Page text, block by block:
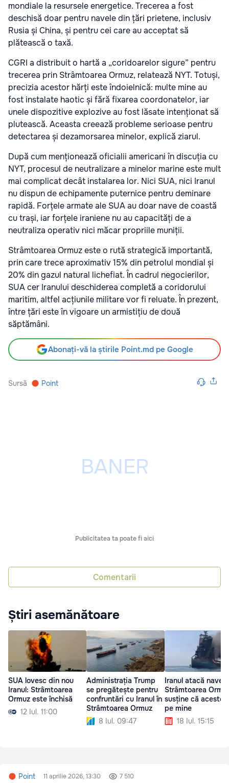
mondiale la resursele energetice. Trecerea a fost
deschisă doar pentru navele din țări prietene, inclusiv
Rusia și China, și pentru cei care au acceptat să
plătească o taxă.
CGRI a distribuit o hartă a „coridoarelor sigure” pentru
trecerea prin Strâmtoarea Ormuz, relatează NYT. Totuși,
precizia acestor hărți este îndoielnică: multe mine au
fost instalate haotic și fără fixarea coordonatelor, iar
unele dispozitive explozive au fost lăsate intenționat să
plutească. Aceasta creează probleme serioase pentru
detectarea și dezamorsarea minelor, explică ziarul.
După cum menționează oficialii americani în discuția cu
NYT, procesul de neutralizare a minelor marine este mult
mai complicat decât instalarea lor. Nici SUA, nici Iranul
nu dispun de echipamente puternice pentru deminare
rapidă. Forțele armate ale SUA au doar nave de coastă
cu trași, iar forțele iraniene nu au capacități de a
neutraliza operativ nici măcar propriile muniții.
Strâmtoarea Ormuz este o rută strategică importantă,
prin care trece aproximativ 15% din petrolul mondial și
20% din gazul natural lichefiat. În cadrul negocierilor,
SUA cer Iranului deschiderea completă a coridorului
maritim, altfel acțiunile militare vor fi reluate. În prezent,
între țări este în vigoare un armistițiu de două
săptămâni.
Abonați-vă la știrile Point.md pe Google
Sursă Point
Publicitatea ta poate fi aici
Comentarii
Știri asemănătoare
SUA lovesc din nou
Iranul: Strâmtoarea
Ormuz este închisă
12 Iul. 11:00
Administrația Trump
se pregătește pentru
confruntări cu Iranul în
Strâmtoarea Ormuz
8 Iul. 09:47
Iranul atacă nave
Strâmtoarea
susține că
pe mine
18 Iul. 15:15
Point 11 aprilie 2026, 13:30 7 510